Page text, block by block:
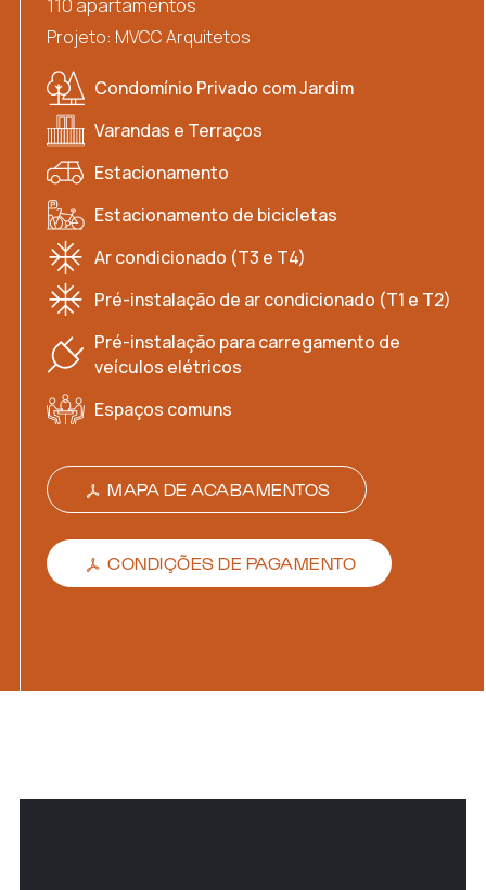
Projeto: MVCC Arquitetos
Condomínio Privado com Jardim
Varandas e Terraços
Estacionamento
Estacionamento de bicicletas
Ar condicionado (T3 e T4)
Pré-instalação de ar condicionado (T1 e T2)
Pré-instalação para carregamento de
veículos elétricos
Espaços comuns
MAPA DE ACABAMENTOS
CONDIÇÕES DE PAGAMENTO